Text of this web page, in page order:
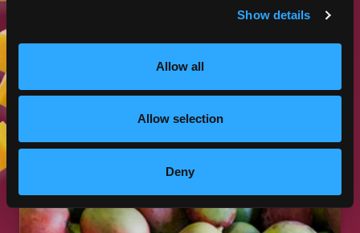
Show details
Allow all
Allow selection
Deny
INFORME DE LA COSECHA DE
APRENDE MÁS